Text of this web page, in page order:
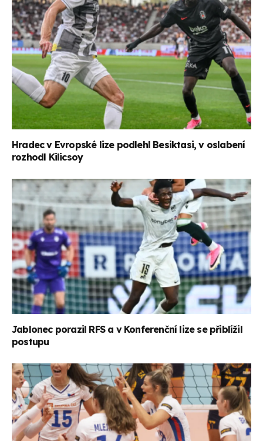
Hradec v Evropské lize podlehl Besiktasi, v oslabení
rozhodl Kilicsoy
Jablonec porazil RFS a v Konferenční lize se přiblížil
postupu